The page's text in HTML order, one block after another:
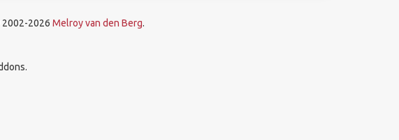
2002-2026 Melroy van den Berg.